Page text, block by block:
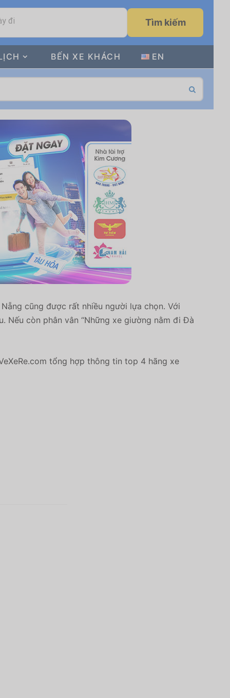
đi Tìm kiếm
BẾN XE KHÁCH EN
cũng được rất nhiều người lựa chọn. Với
Nếu còn phân vân “Những xe giường nằm đi Đà
tổng hợp thông tin top 4 hãng xe